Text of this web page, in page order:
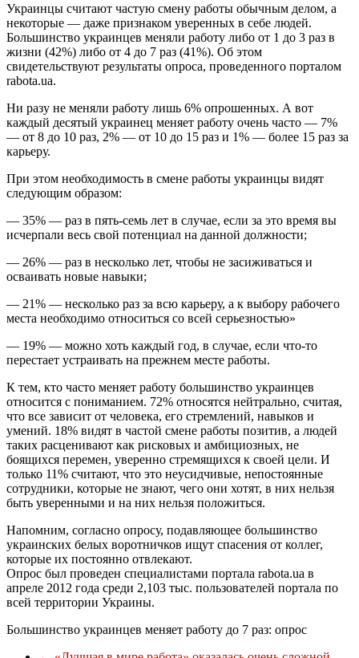
Украинцы считают частую смену работы обычным делом, а
некоторые — даже признаком уверенных в себе людей.
Большинство украинцев меняли работу либо от 1 до 3 раз в
жизни (42%) либо от 4 до 7 раз (41%). Об этом
свидетельствуют результаты опроса, проведенного порталом
rabota.ua.
Ни разу не меняли работу лишь 6% опрошенных. А вот
каждый десятый украинец меняет работу очень часто — 7%
— от 8 до 10 раз, 2% — от 10 до 15 раз и 1% — более 15 раз за
карьеру.
При этом необходимость в смене работы украинцы видят
следующим образом:
— 35% — раз в пять-семь лет в случае, если за это время вы
исчерпали весь свой потенциал на данной должности;
— 26% — раз в несколько лет, чтобы не засиживаться и
осваивать новые навыки;
— 21% — несколько раз за всю карьеру, а к выбору рабочего
места необходимо относиться со всей серьезностью»
— 19% — можно хоть каждый год, в случае, если что-то
перестает устраивать на прежнем месте работы.
К тем, кто часто меняет работу большинство украинцев
относится с пониманием. 72% относятся нейтрально, считая,
что все зависит от человека, его стремлений, навыков и
умений. 18% видят в частой смене работы позитив, а людей
таких расценивают как рисковых и амбициозных, не
боящихся перемен, уверенно стремящихся к своей цели. И
только 11% считают, что это неусидчивые, непостоянные
сотрудники, которые не знают, чего они хотят, в них нельзя
быть уверенными и на них нельзя положиться.
Напомним, согласно опросу, подавляющее большинство
украинских белых воротничков ищут спасения от коллег,
которые их постоянно отвлекают.
Опрос был проведен специалистами портала rabota.ua в
апреле 2012 года среди 2,103 тыс. пользователей портала по
всей территории Украины.
Большинство украинцев меняет работу до 7 раз: опрос